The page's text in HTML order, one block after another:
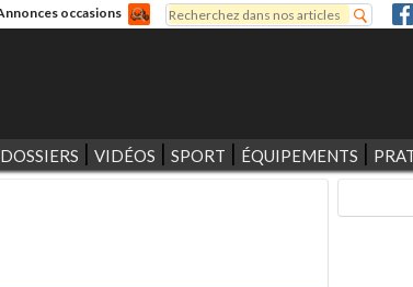
occasions
Formulaire de recherche
Rechercher
DOSSIERS VIDÉOS SPORT ÉQUIPEMENTS